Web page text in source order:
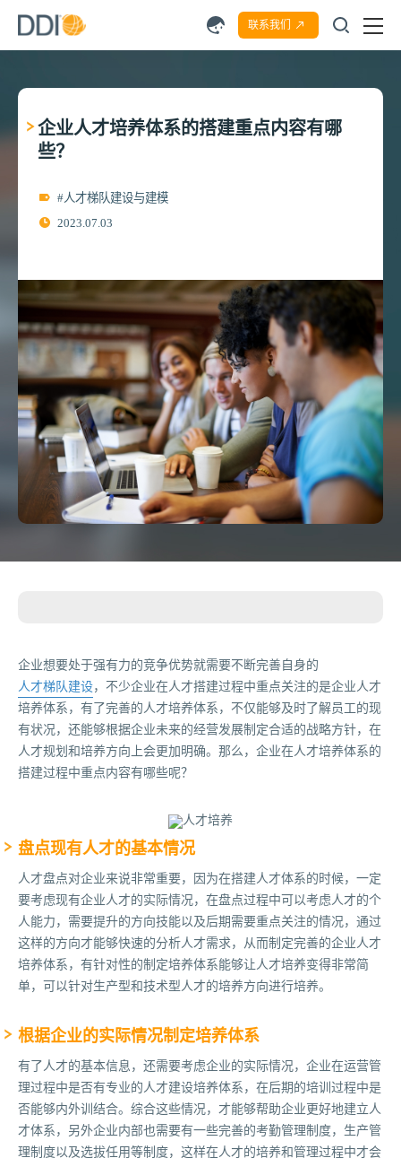
联系我们
企业人才培养体系的搭建重点内容有哪
些？
#人才梯队建设与建模
2023.07.03
企业想要处于强有力的竞争优势就需要不断完善自身的
人才梯队建设，不少企业在人才搭建过程中重点关注的是企业人才
培养体系，有了完善的人才培养体系，不仅能够及时了解员工的现
有状况，还能够根据企业未来的经营发展制定合适的战略方针，在
人才规划和培养方向上会更加明确。那么，企业在人才培养体系的
搭建过程中重点内容有哪些呢？
盘点现有人才的基本情况
人才盘点对企业来说非常重要，因为在搭建人才体系的时候，一定
要考虑现有企业人才的实际情况，在盘点过程中可以考虑人才的个
人能力，需要提升的方向技能以及后期需要重点关注的情况，通过
这样的方向才能够快速的分析人才需求，从而制定完善的企业人才
培养体系，有针对性的制定培养体系能够让人才培养变得非常简
单，可以针对生产型和技术型人才的培养方向进行培养。
根据企业的实际情况制定培养体系
有了人才的基本信息，还需要考虑企业的实际情况，企业在运营管
理过程中是否有专业的人才建设培养体系，在后期的培训过程中是
否能够内外训结合。综合这些情况，才能够帮助企业更好地建立人
才体系，另外企业内部也需要有一些完善的考勤管理制度，生产管
理制度以及选拔任用等制度，这样在人才的培养和管理过程中才会